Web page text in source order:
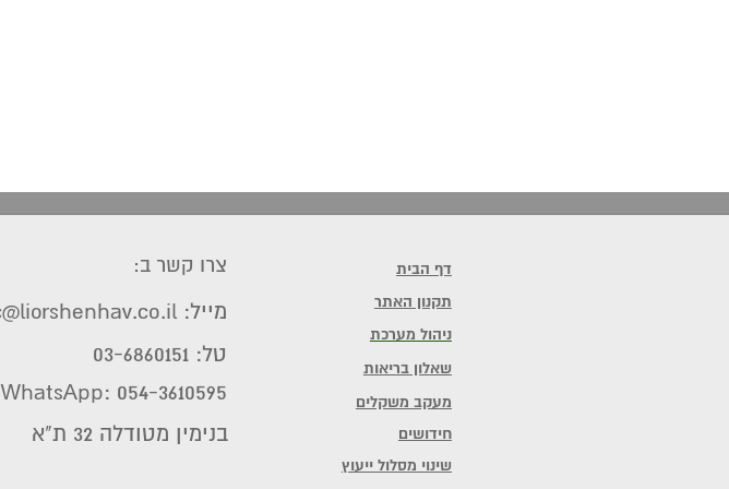
דף הבית
תקנון האתר
ניהול מערכת
שאלון בריאות
מעקב משקלים
חידושים
שינוי מסלול ייעוץ
בנימין מטודלה 32 ת"א
צרו קשר ב:
מייל: clinic@liorshenhav.co.il
טל: 03-6860151
WhatsApp: 054-3610595